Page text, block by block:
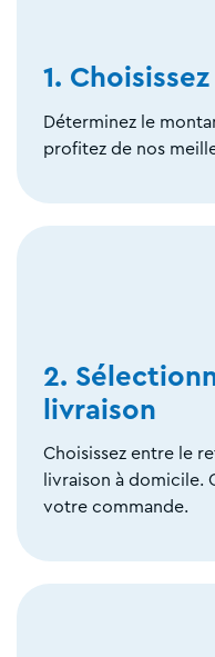
1.
Déterminez le
profitez de nos
2.
livraison
Choisissez entre le
livraison à domicile.
votre commande.